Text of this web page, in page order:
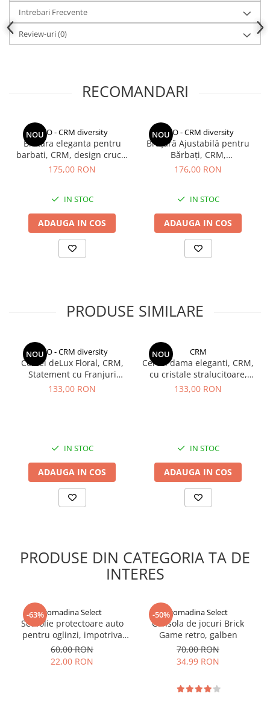
Intrebari Frecvente
Review-uri(0)
RECOMANDARI
NOUCCO - CRM diversity
Bratara eleganta pentru
barbati, CRM, design cruce,
negru/argintiu, 22 cm
175,00 RON
IN STOC
ADAUGA IN COS
NOUCCO - CRM diversity
Brățară Ajustabilă pentru
Bărbați, CRM,
MagneticEnergy DualTone,
176,00 RON
IN STOC
ADAUGA IN COS
PRODUSE SIMILARE
NOUCCO - CRM diversity
Cercei deLux Floral, CRM,
Statement cu Franjuri
Elegante pentru Femei,
133,00 RON
IN STOC
ADAUGA IN COS
NOU CRM
Cercei dama eleganti, CRM,
cu cristale stralucitoare,
model infinit, argintiu
133,00 RON
IN STOC
ADAUGA IN COS
PRODUSE DIN CATEGORIA TA DE
INTERES
-63%gomadina Select
Set folie protectoare auto
pentru oglinzi, impotriva
apei si aburului, Film
Protect
60,00 RON
22,00 RON
-50%gomadina Select
Consola de jocuri Brick
Game retro, galben
70,00 RON
34,99 RON